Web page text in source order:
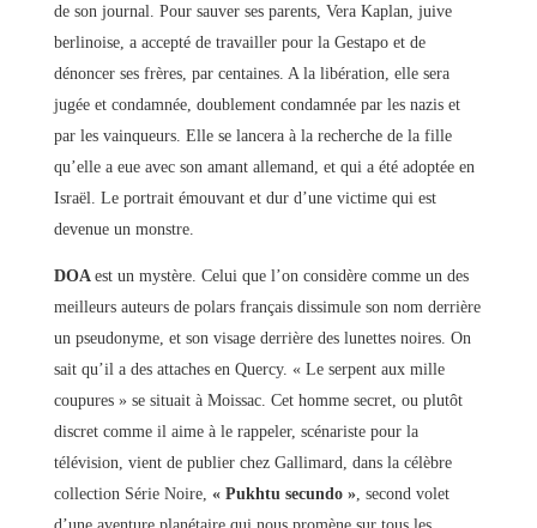
de son journal. Pour sauver ses parents, Vera Kaplan, juive
berlinoise, a accepté de travailler pour la Gestapo et de
dénoncer ses frères, par centaines. A la libération, elle sera
jugée et condamnée, doublement condamnée par les nazis et
par les vainqueurs. Elle se lancera à la recherche de la fille
qu’elle a eue avec son amant allemand, et qui a été adoptée en
Israël. Le portrait émouvant et dur d’une victime qui est
devenue un monstre.
DOA est un mystère. Celui que l’on considère comme un des
meilleurs auteurs de polars français dissimule son nom derrière
un pseudonyme, et son visage derrière des lunettes noires. On
sait qu’il a des attaches en Quercy. « Le serpent aux mille
coupures » se situait à Moissac. Cet homme secret, ou plutôt
discret comme il aime à le rappeler, scénariste pour la
télévision, vient de publier chez Gallimard, dans la célèbre
collection Série Noire, « Pukhtu secundo », second volet